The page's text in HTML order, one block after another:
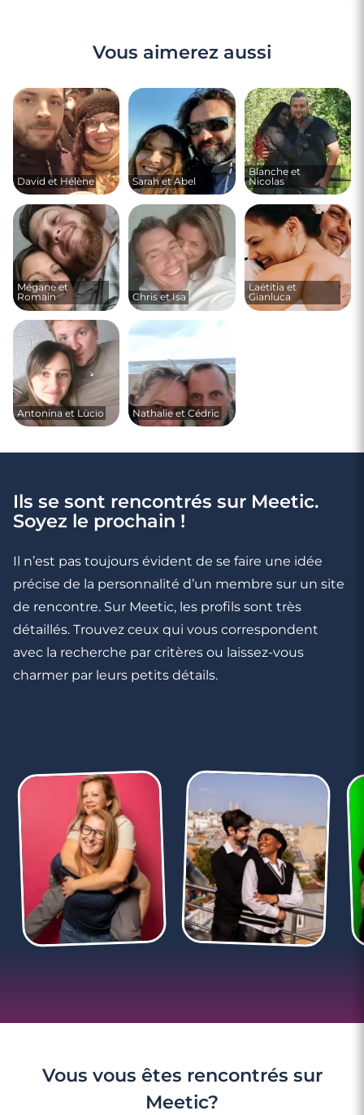
Vous aimerez aussi
David et Hélène Sarah et Abel
Blanche et
Nicolas
Mégane et
Romain
Chris et Isa
Laëtitia et
Gianluca
Antonina et Lùcïo Nathalie et Cédric
Ils se sont rencontrés sur Meetic.
Soyez le prochain !
Il n’est pas toujours évident de se faire une idée
précise de la personnalité d’un membre sur un site
de rencontre. Sur Meetic, les profils sont très
détaillés. Trouvez ceux qui vous correspondent
avec la recherche par critères ou laissez-vous
charmer par leurs petits détails.
Vous vous êtes rencontrés sur
Meetic?